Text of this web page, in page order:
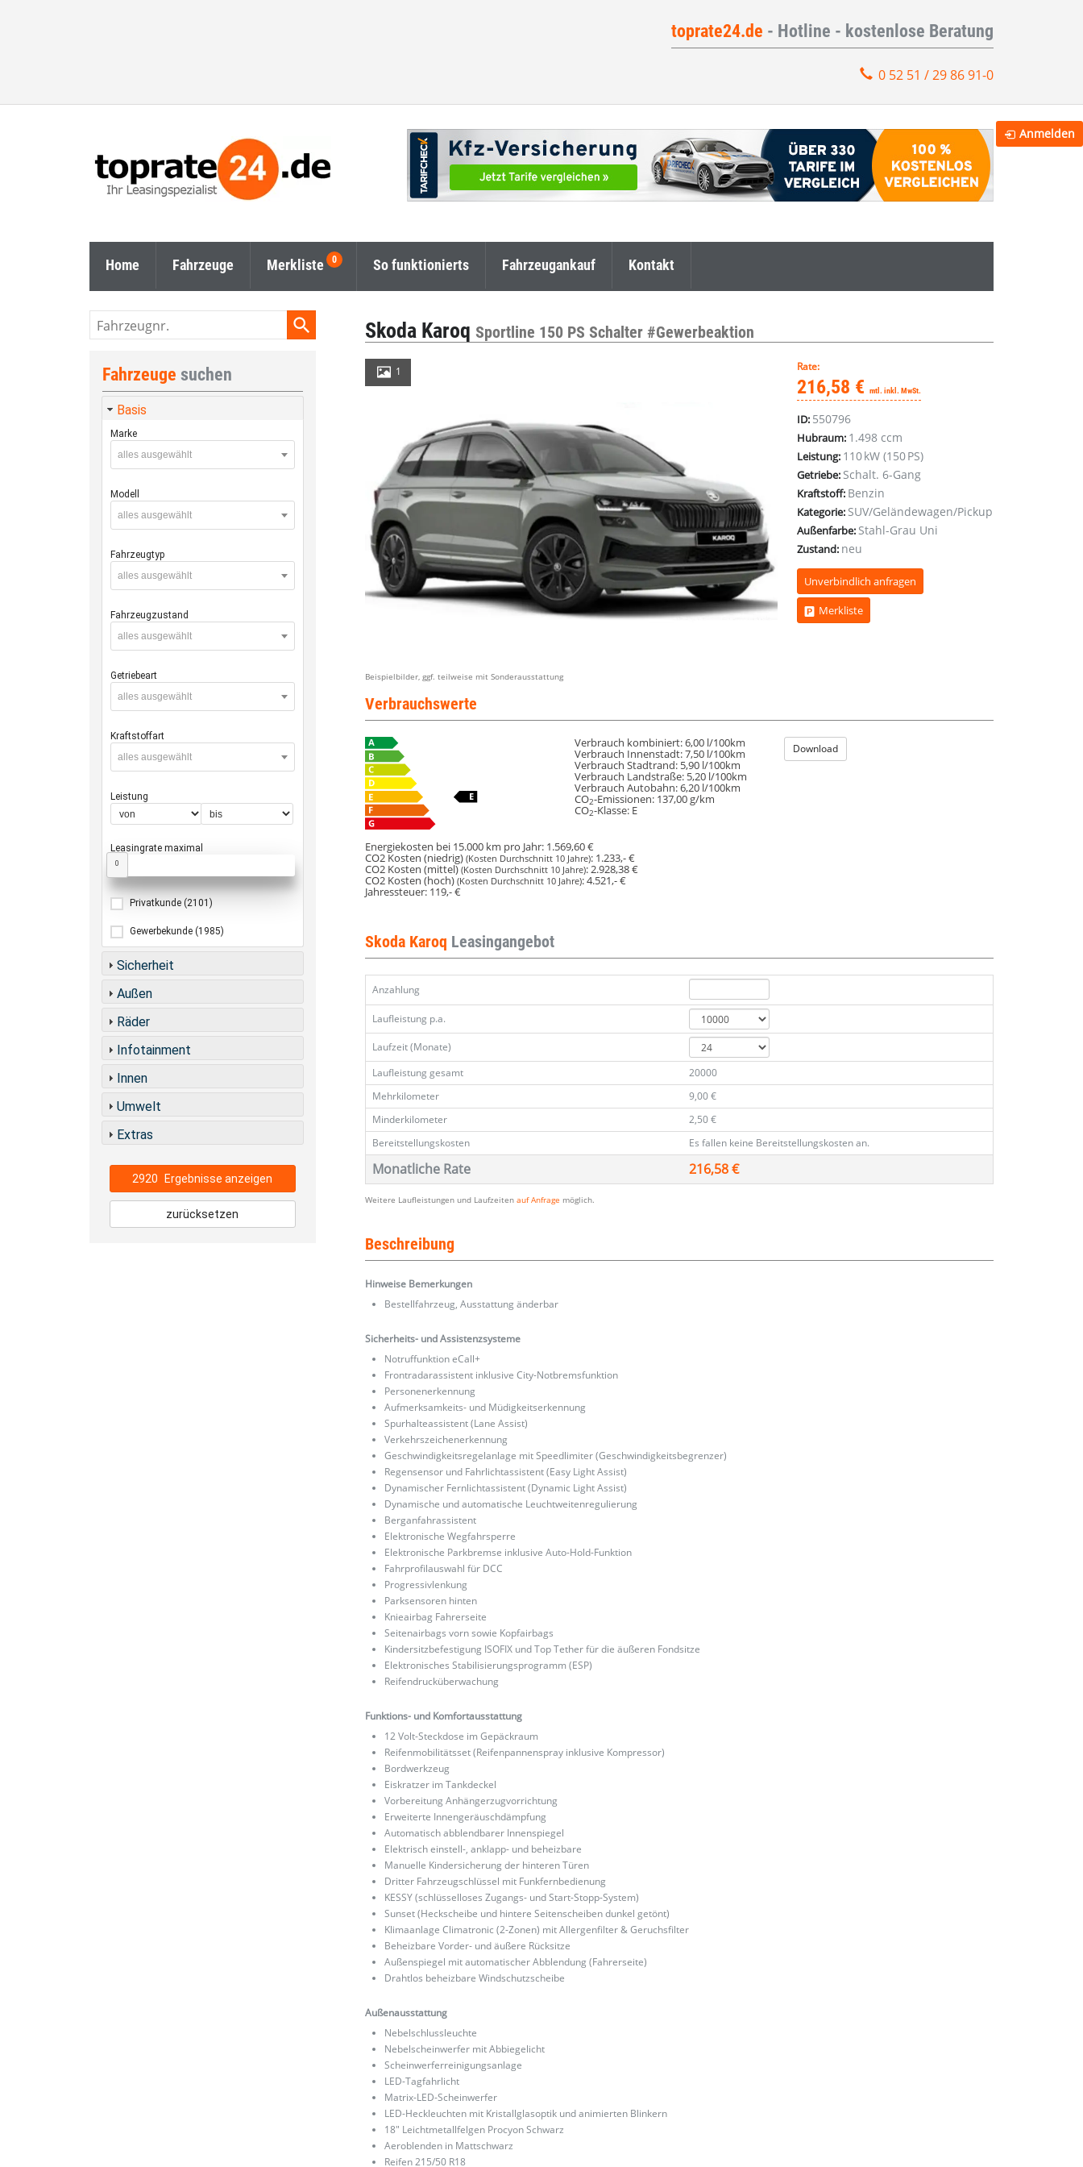
toprate24.de - Hotline - kostenlose Beratung
0 52 51 / 29 86 91-0
Home Fahrzeuge Merkliste So funktionierts Fahrzeugankauf Kontakt
Skoda Karoq Sportline 150 PS Schalter #Gewerbeaktion
1
Beispielbilder, ggf. teilweise mit Sonderausstattung
Rate:
216,58 € mtl. inkl. MwSt.
ID: 550796
Hubraum: 1.498 ccm
Leistung: 110 kW (150 PS)
Getriebe: Schalt. 6-Gang
Kraftstoff: Benzin
Kategorie: SUV/Geländewagen/Pickup
Außenfarbe: Stahl-Grau Uni
Zustand: neu
Unverbindlich anfragen
Merkliste
Verbrauchswerte
Verbrauch kombiniert:6,00 l/100km
Verbrauch Innenstadt:7,50 l/100km
Verbrauch Stadtrand: 5,90 l/100km
Verbrauch Landstraße: 5,20 l/100km
Verbrauch Autobahn:6,20 l/100km
CO2-Emissionen: 137,00 g/km
CO2-Klasse: E
Download
Energiekosten bei 15.000 km pro Jahr: 1.569,60 €
CO2 Kosten (niedrig)(Kosten Durchschnitt 10 Jahre): 1.233,- €
CO2 Kosten (mittel)(Kosten Durchschnitt 10 Jahre):2.928,38 €
CO2 Kosten (hoch)(Kosten Durchschnitt 10 Jahre):4.521,- €
Jahressteuer: 119,- €
Skoda Karoq Leasingangebot
Anzahlung
Laufleistung p.a.
Laufzeit (Monate)
Laufleistung gesamt
20000
Mehrkilometer
9,00 €
Minderkilometer
2,50 €
Bereitstellungskosten
Es fallen keine Bereitstellungskosten an.
Monatliche Rate 216,58 €
Weitere Laufleistungen und Laufzeitenauf Anfrage möglich.
Beschreibung
Hinweise Bemerkungen
Bestellfahrzeug, Ausstattung änderbar
Sicherheits- und Assistenzsysteme
Notruffunktion eCall+
Frontradarassistent inklusive City-Notbremsfunktion
Personenerkennung
Aufmerksamkeits- und Müdigkeitserkennung
Spurhalteassistent (Lane Assist)
Verkehrszeichenerkennung
Geschwindigkeitsregelanlage mit Speedlimiter (Geschwindigkeitsbegrenzer)
Regensensor und Fahrlichtassistent (Easy Light Assist)
Dynamischer Fernlichtassistent (Dynamic Light Assist)
Dynamische und automatische Leuchtweitenregulierung
Berganfahrassistent
Elektronische Wegfahrsperre
Elektronische Parkbremse inklusive Auto-Hold-Funktion
Fahrprofilauswahl für DCC
Progressivlenkung
Parksensoren hinten
Knieairbag Fahrerseite
Seitenairbags vorn sowie Kopfairbags
Kindersitzbefestigung ISOFIX und Top Tether für die äußeren Fondsitze
Elektronisches Stabilisierungsprogramm (ESP)
Reifendrucküberwachung
Funktions- und Komfortausstattung
12 Volt-Steckdose im Gepäckraum
Reifenmobilitätsset (Reifenpannenspray inklusive Kompressor)
Bordwerkzeug
Eiskratzer im Tankdeckel
Vorbereitung Anhängerzugvorrichtung
Erweiterte Innengeräuschdämpfung
Automatisch abblendbarer Innenspiegel
Elektrisch einstell-, anklapp- und beheizbare
Manuelle Kindersicherung der hinteren Türen
Dritter Fahrzeugschlüssel mit Funkfernbedienung
KESSY (schlüsselloses Zugangs- und Start-Stopp-System)
Sunset (Heckscheibe und hintere Seitenscheiben dunkel getönt)
Klimaanlage Climatronic (2-Zonen) mit Allergenfilter & Geruchsfilter
Beheizbare Vorder- und äußere Rücksitze
Außenspiegel mit automatischer Abblendung (Fahrerseite)
Drahtlos beheizbare Windschutzscheibe
Außenausstattung
Nebelschlussleuchte
Nebelscheinwerfer mit Abbiegelicht
Scheinwerferreinigungsanlage
LED-Tagfahrlicht
Matrix-LED-Scheinwerfer
LED-Heckleuchten mit Kristallglasoptik und animierten Blinkern
18" Leichtmetallfelgen Procyon Schwarz
Aeroblenden in Mattschwarz
Reifen 215/50 R18
Fahrzeugnr.
Fahrzeuge suchen
Basis
Marke
alles ausgewählt
Modell
alles ausgewählt
Fahrzeugtyp
alles ausgewählt
Fahrzeugzustand
alles ausgewählt
Getriebeart
alles ausgewählt
Kraftstoffart
alles ausgewählt
Leistung
Leasingrate maximal
0
Privatkunde (2101)
Gewerbekunde (1985)
Sicherheit
Außen
Räder
Infotainment
Innen
Umwelt
Extras
2920 Ergebnisse anzeigen
zurücksetzen
Anmelden